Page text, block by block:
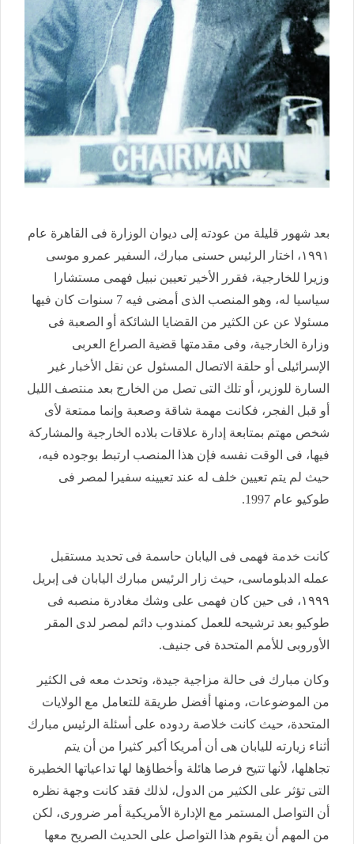
بعد شهور قليلة من عودته إلى ديوان الوزارة فى القاهرة عام
١٩٩١، اختار الرئيس حسنى مبارك، السفير عمرو موسى
وزيرا للخارجية، فقرر الأخير تعيين نبيل فهمى مستشارا
سياسيا له، وهو المنصب الذى أمضى فيه 7 سنوات كان فيها
مسئولا عن عن الكثير من القضايا الشائكة أو الصعبة فى
وزارة الخارجية، وفى مقدمتها قضية الصراع العربى
الإسرائيلى أو حلقة الاتصال المسئول عن نقل الأخبار غير
السارة للوزير، أو تلك التى تصل من الخارج بعد منتصف الليل
أو قبل الفجر، فكانت مهمة شاقة وصعبة وإنما ممتعة لأى
شخص مهتم بمتابعة إدارة علاقات بلاده الخارجية والمشاركة
فيها، فى الوقت نفسه فإن هذا المنصب ارتبط بوجوده فيه،
حيث لم يتم تعيين خلف له عند تعيينه سفيرا لمصر فى
طوكيو عام 1997.
كانت خدمة فهمى فى اليابان حاسمة فى تحديد مستقبل
عمله الدبلوماسى، حيث زار الرئيس مبارك اليابان فى إبريل
١٩٩٩، فى حين كان فهمى على وشك مغادرة منصبه فى
طوكيو بعد ترشيحه للعمل كمندوب دائم لمصر لدى المقر
الأوروبى للأمم المتحدة فى جنيف.
وكان مبارك فى حالة مزاجية جيدة، وتحدث معه فى الكثير
من الموضوعات، ومنها أفضل طريقة للتعامل مع الولايات
المتحدة، حيث كانت خلاصة ردوده على أسئلة الرئيس مبارك
أثناء زيارته لليابان هى أن أمريكا أكبر كثيرا من أن يتم
تجاهلها، لأنها تتيح فرصا هائلة وأخطاؤها لها تداعياتها الخطيرة
التى تؤثر على الكثير من الدول، لذلك فقد كانت وجهة نظره
أن التواصل المستمر مع الإدارة الأمريكية أمر ضرورى، لكن
من المهم أن يقوم هذا التواصل على الحديث الصريح معها